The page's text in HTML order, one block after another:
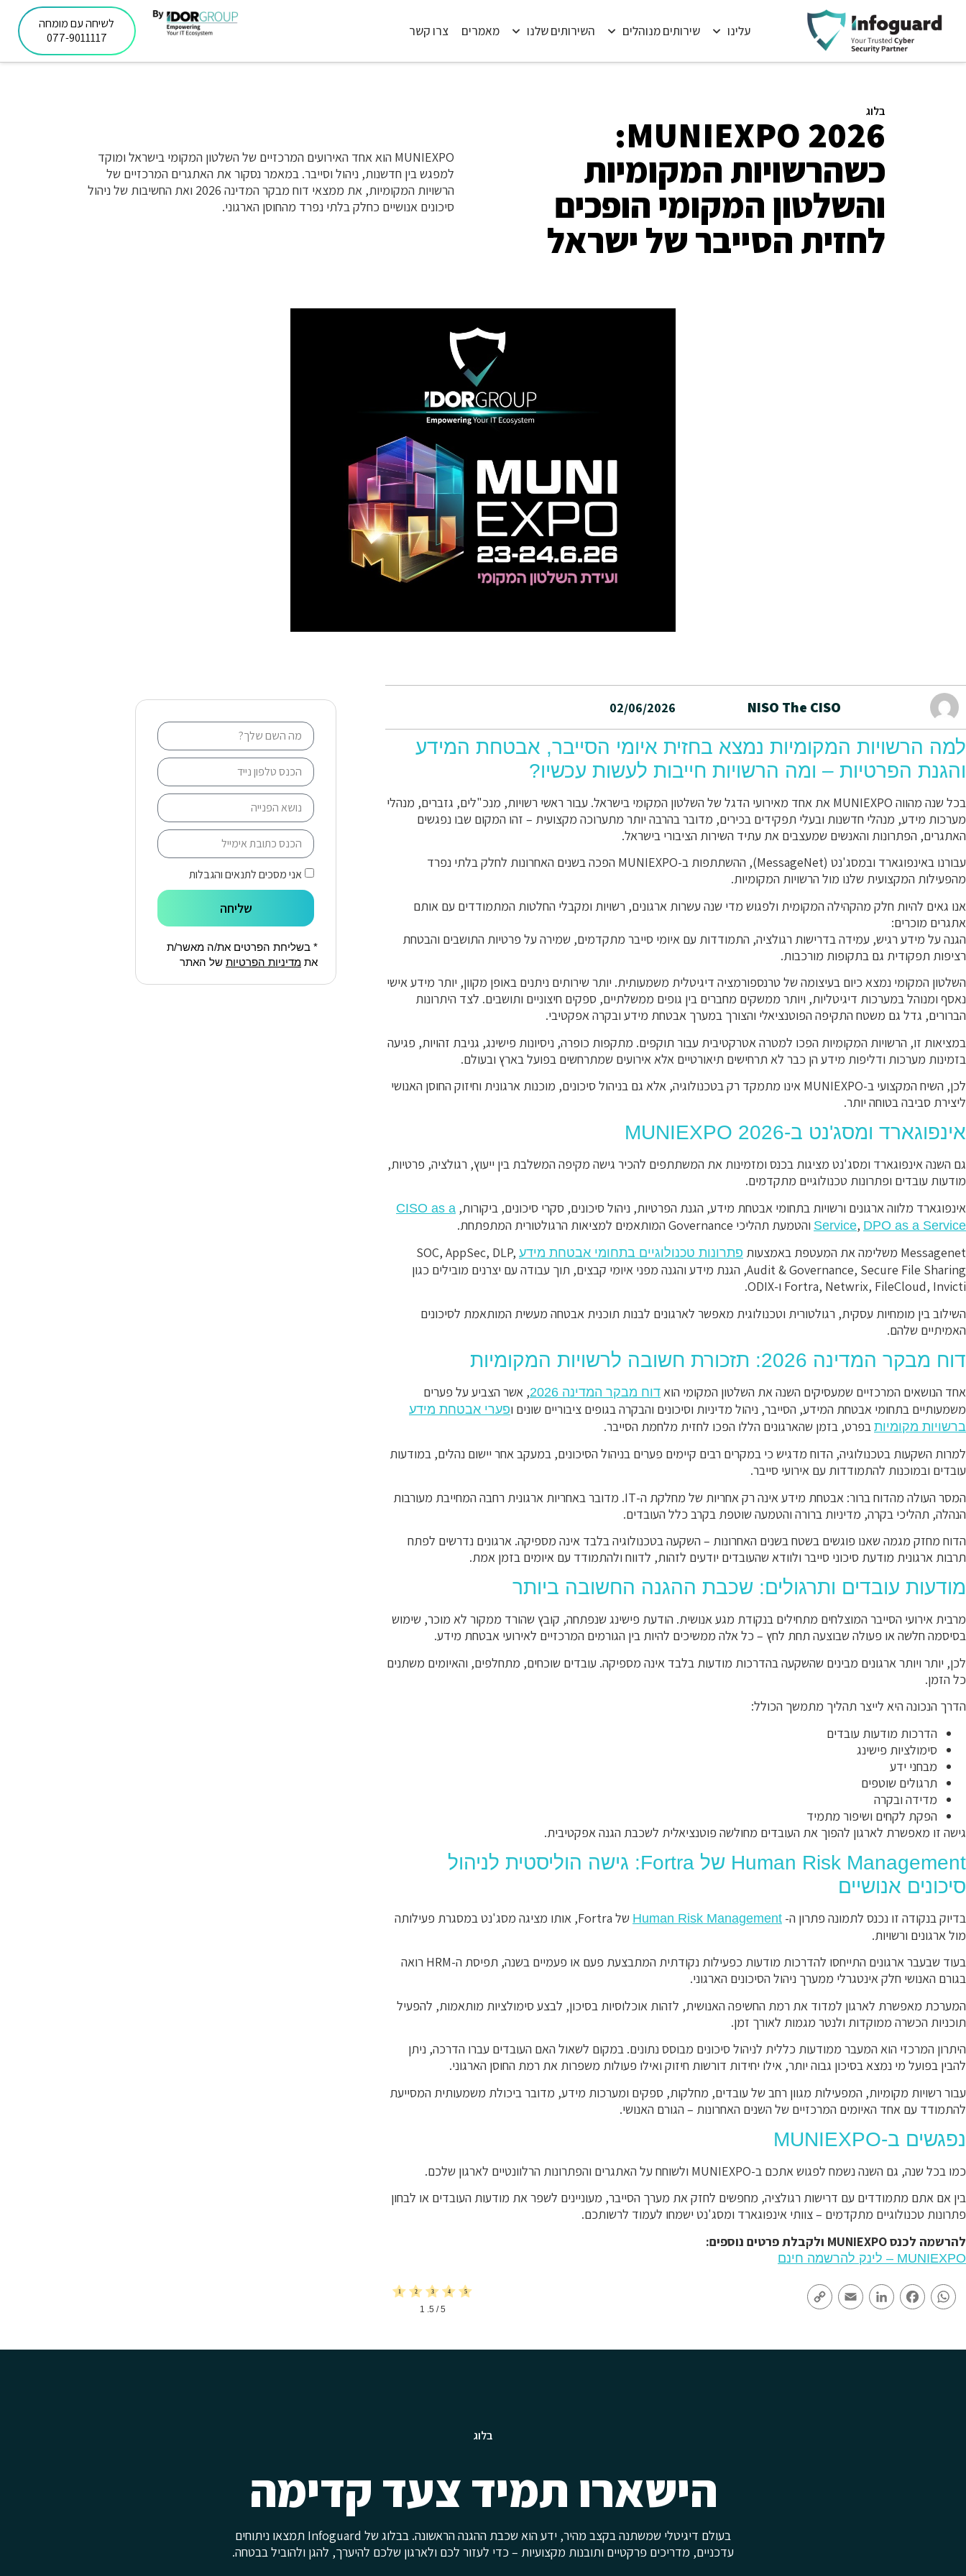
עלינו שירותים מנוהלים השירותים שלנו מאמרים צרו קשר
לשיחה עם מומחה
077-9011117
בלוג
MUNIEXPO 2026:
כשהרשויות המקומיות
והשלטון המקומי הופכים
לחזית הסייבר של ישראל
MUNIEXPO הוא אחד האירועים המרכזיים של השלטון המקומי בישראל ומוקד
למפגש בין חדשנות, ניהול וסייבר. במאמר נסקור את האתגרים המרכזיים של
הרשויות המקומיות, את ממצאי דוח מבקר המדינה 2026 ואת החשיבות של ניהול
סיכונים אנושיים כחלק בלתי נפרד מהחוסן הארגוני.
NISO The CISO
02/06/2026
למה הרשויות המקומיות נמצא בחזית איומי הסייבר, אבטחת המידע
והגנת הפרטיות – ומה הרשויות חייבות לעשות עכשיו?
בכל שנה מהווה MUNIEXPO את אחד מאירועי הדגל של השלטון המקומי בישראל. עבור ראשי רשויות, מנכ"לים, גזברים, מנהלי
מערכות מידע, מנהלי חדשנות ובעלי תפקידים בכירים, מדובר בהרבה יותר מתערוכה מקצועית – זהו המקום שבו נפגשים
האתגרים, הפתרונות והאנשים שמעצבים את עתיד השירות הציבורי בישראל.
עבורנו באינפוגארד ובמסג'נט (MessageNet), ההשתתפות ב-MUNIEXPO הפכה בשנים האחרונות לחלק בלתי נפרד
מהפעילות המקצועית שלנו מול הרשויות המקומיות.
אנו גאים להיות חלק מהקהילה המקומית ולפגוש מדי שנה עשרות ארגונים, רשויות ומקבלי החלטות המתמודדים עם אותם
אתגרים מוכרים:
הגנה על מידע רגיש, עמידה בדרישות רגולציה, התמודדות עם איומי סייבר מתקדמים, שמירה על פרטיות התושבים והבטחת
רציפות תפקודית גם בתקופות מורכבות.
השלטון המקומי נמצא כיום בעיצומה של טרנספורמציה דיגיטלית משמעותית. יותר שירותים ניתנים באופן מקוון, יותר מידע אישי
נאסף ומנוהל במערכות דיגיטליות, ויותר ממשקים מחברים בין גופים ממשלתיים, ספקים חיצוניים ותושבים. לצד היתרונות
הברורים, גדל גם משטח התקיפה הפוטנציאלי והצורך במערך אבטחת מידע ובקרה אפקטיבי.
במציאות זו, הרשויות המקומיות הפכו למטרה אטרקטיבית עבור תוקפים. מתקפות כופרה, ניסיונות פישינג, גניבת זהויות, פגיעה
בזמינות מערכות ודליפות מידע הן כבר לא תרחישים תיאורטיים אלא אירועים שמתרחשים בפועל בארץ ובעולם.
לכן, השיח המקצועי ב-MUNIEXPO אינו מתמקד רק בטכנולוגיה, אלא גם בניהול סיכונים, מוכנות ארגונית וחיזוק החוסן האנושי
ליצירת סביבה בטוחה יותר.
אינפוגארד ומסג'נט ב-MUNIEXPO 2026
גם השנה אינפוגארד ומסג'נט מציגות בכנס ומזמינות את המשתתפים להכיר גישה מקיפה המשלבת בין ייעוץ, רגולציה, פרטיות,
מודעות עובדים ופתרונות טכנולוגיים מתקדמים.
אינפוגארד מלווה ארגונים ורשויות בתחומי אבטחת מידע, הגנת הפרטיות, ניהול סיכונים, סקרי סיכונים, ביקורות, CISO as a
Service, DPO as a Service
והטמעת תהליכי Governance המותאמים למציאות הרגולטורית המתפתחת.
Messagenet משלימה את המעטפת באמצעות
פתרונות טכנולוגיים בתחומי אבטחת מידע SOC, AppSec, DLP,
Audit & Governance, Secure File Sharing, הגנת מידע והגנה מפני איומי קבצים, תוך עבודה עם יצרנים מובילים כגון
Fortra, Netwrix, FileCloud, Invicti ו-ODIX.
השילוב בין מומחיות עסקית, רגולטורית וטכנולוגית מאפשר לארגונים לבנות תוכנית אבטחה מעשית המותאמת לסיכונים
האמיתיים שלהם.
דוח מבקר המדינה 2026: תזכורת חשובה לרשויות המקומיות
אחד הנושאים המרכזיים שמעסיקים השנה את השלטון המקומי הוא דוח מבקר המדינה 2026
, אשר הצביע על פערים
משמעותיים בתחומי אבטחת המידע, הסייבר, ניהול מדיניות וסיכונים והבקרה בגופים ציבוריים שונים ופערי אבטחת מידע
ברשויות מקומיות בפרט, בזמן שהארגונים הללו הפכו לחזית מלחמת הסייבר.
למרות השקעות בטכנולוגיה, הדוח מדגיש כי במקרים רבים קיימים פערים בניהול הסיכונים, במעקב אחר יישום נהלים, במודעות
עובדים ובמוכנות להתמודדות עם אירועי סייבר.
המסר העולה מהדוח ברור: אבטחת מידע אינה רק אחריות של מחלקת ה-IT. מדובר באחריות ארגונית רחבה המחייבת מעורבות
הנהלה, תהליכי בקרה, מדיניות ברורה והטמעה שוטפת בקרב כלל העובדים.
הדוח מחזק מגמה שאנו פוגשים בשטח בשנים האחרונות – השקעה בטכנולוגיה בלבד אינה מספיקה. ארגונים נדרשים לפתח
תרבות ארגונית מודעת סיכוני סייבר ולוודא שהעובדים יודעים לזהות, לדווח ולהתמודד עם איומים בזמן אמת.
מודעות עובדים ותרגולים: שכבת ההגנה החשובה ביותר
מרבית אירועי הסייבר המוצלחים מתחילים בנקודת מגע אנושית. הודעת פישינג שנפתחה, קובץ שהורד ממקור לא מוכר, שימוש
בסיסמה חלשה או פעולה שבוצעה תחת לחץ – כל אלה ממשיכים להיות בין הגורמים המרכזיים לאירועי אבטחת מידע.
לכן, יותר ויותר ארגונים מבינים שהשקעה בהדרכות מודעות בלבד אינה מספיקה. עובדים שוכחים, מתחלפים, והאיומים משתנים
כל הזמן.
הדרך הנכונה היא לייצר תהליך מתמשך הכולל:
הדרכות מודעות עובדים
סימולציות פישינג
מבחני ידע
תרגולים שוטפים
מדידה ובקרה
הפקת לקחים ושיפור מתמיד
גישה זו מאפשרת לארגון להפוך את העובדים מחולשה פוטנציאלית לשכבת הגנה אפקטיבית.
Human Risk Management של Fortra: גישה הוליסטית לניהול
סיכונים אנושיים
בדיוק בנקודה זו נכנס לתמונה פתרון ה- Human Risk Management
של Fortra, אותו מציגה מסג'נט במסגרת פעילותה
מול ארגונים ורשויות.
בעוד שבעבר ארגונים התייחסו להדרכות מודעות כפעילות נקודתית המתבצעת פעם או פעמיים בשנה, תפיסת ה-HRM רואה
בגורם האנושי חלק אינטגרלי ממערך ניהול הסיכונים הארגוני.
המערכת מאפשרת לארגון למדוד את רמת החשיפה האנושית, לזהות אוכלוסיות בסיכון, לבצע סימולציות מותאמות, להפעיל
תוכניות הכשרה ממוקדות ולנטר מגמות לאורך זמן.
היתרון המרכזי הוא המעבר ממודעות כללית לניהול סיכונים מבוסס נתונים. במקום לשאול האם העובדים עברו הדרכה, ניתן
להבין בפועל מי נמצא בסיכון גבוה יותר, אילו יחידות דורשות חיזוק ואילו פעולות משפרות את רמת החוסן הארגוני.
עבור רשויות מקומיות, המפעילות מגוון רחב של עובדים, מחלקות, ספקים ומערכות מידע, מדובר ביכולת משמעותית המסייעת
להתמודד עם אחד האיומים המרכזיים של השנים האחרונות – הגורם האנושי.
נפגשים ב-MUNIEXPO
כמו בכל שנה, גם השנה נשמח לפגוש אתכם ב-MUNIEXPO ולשוחח על האתגרים והפתרונות הרלוונטיים לארגון שלכם.
בין אם אתם מתמודדים עם דרישות רגולציה, מחפשים לחזק את מערך הסייבר, מעוניינים לשפר את מודעות העובדים או לבחון
פתרונות טכנולוגיים מתקדמים – צוותי אינפוגארד ומסג'נט ישמחו לעמוד לרשותכם.
להרשמה לכנס MUNIEXPO ולקבלת פרטים נוספים:
MUNIEXPO – לינק להרשמה חינם
WhatsApp
Facebook
LinkedIn
Email
5
/ 5.
1
אני מסכים לתנאים והגבלות
שליחה
* בשליחת הפרטים את/ה מאשר/ת
את מדיניות הפרטיות של האתר
בלוג
הישארו תמיד צעד קדימה
בעולם דיגיטלי שמשתנה בקצב מהיר, ידע הוא שכבת ההגנה הראשונה. בבלוג של Infoguard תמצאו ניתוחים
עדכניים, מדריכים פרקטיים ותובנות מקצועיות – כדי לעזור לכם ולארגון שלכם להיערך, להגן ולהוביל בבטחה.